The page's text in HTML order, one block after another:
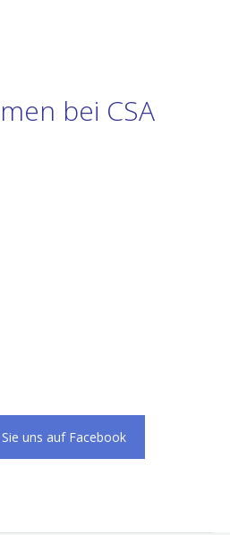
bei CSA
uns auf Facebook